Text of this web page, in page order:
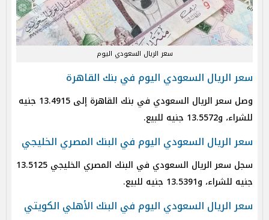
سعر الريال السعودي اليوم
سعر الريال السعودي اليوم في بنك القاهرة
وصل سعر الريال السعودي في بنك القاهرة إلى 13.4915 جنيه
للشراء، و13.5572 جنيه للبيع.
سعر الريال السعودي اليوم في البنك المصري الخليجي
سجل سعر الريال السعودي في البنك المصري الخليجي 13.5125
جنيه للشراء، و13.5391 جنيه للبيع.
سعر الريال السعودي اليوم في البنك الأهلي الكويتي